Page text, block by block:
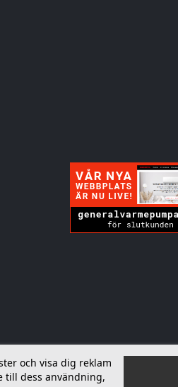
och visa dig reklam
till dess användning,